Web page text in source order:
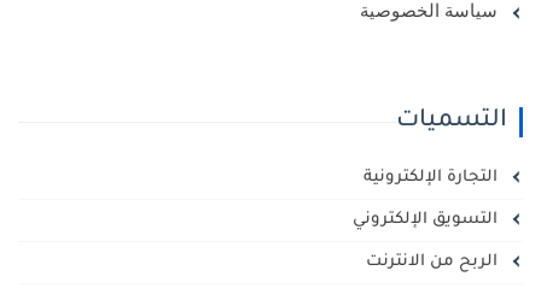
سياسة الخصوصية
التسميات
التجارة الإلكترونية
التسويق الإلكتروني
الربح من الانترنت